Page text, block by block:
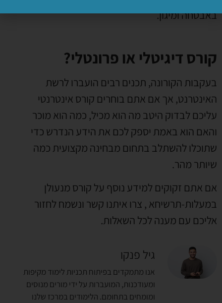
באבטחה ומיגון.
קורס דיגיטלי או פרונטלי?
בעקבות הקורונה, תכנים רבים הועברו לרשת
האינטרנט, אך אם אתם בוחרים קורס אינטרנטי
עליכם לבדוק היטב מה הוא מכיל, כמה הוא מוכר
והאם הוא באמת יספק לכם את הידע הנדרש כדי
שתוכלו להשתלב בתחום מבחינה מקצועית כמה
שיותר מהר.
אם אתם זקוקים למידע נוסף על קורס מנעולן
במעלות-תרשיחא , צרו איתנו קשר ונשמח לחזור
אליכם עם מענה לכל השאלות.
גיל פנקו
אנו מתמקדים בפיתוח תכניות לימוד מקיפות
ומעודכנות, המועברות על ידי מורים מנוסים
ומומחים בתחומם. הלימודים במרכז שלנו